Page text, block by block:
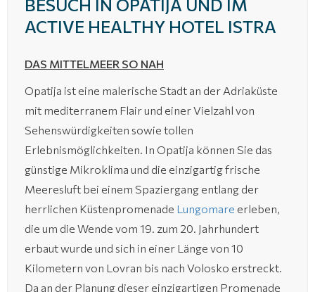
BESUCH IN OPATIJA UND IM
ACTIVE HEALTHY HOTEL ISTRA
DAS MITTELMEER SO NAH
Opatija ist eine malerische Stadt an der Adriaküste
mit mediterranem Flair und einer Vielzahl von
Sehenswürdigkeiten sowie tollen
Erlebnismöglichkeiten. In Opatija können Sie das
günstige Mikroklima und die einzigartig frische
Meeresluft bei einem Spaziergang entlang der
herrlichen Küstenpromenade Lungomare erleben,
die um die Wende vom 19. zum 20. Jahrhundert
erbaut wurde und sich in einer Länge von 10
Kilometern von Lovran bis nach Volosko erstreckt.
Da an der Planung dieser einzigartigen Promenade